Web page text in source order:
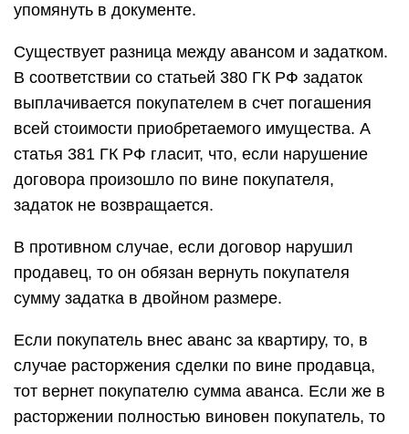
упомянуть в документе.
Существует разница между авансом и задатком.
В соответствии со статьей 380 ГК РФ задаток
выплачивается покупателем в счет погашения
всей стоимости приобретаемого имущества. А
статья 381 ГК РФ гласит, что, если нарушение
договора произошло по вине покупателя,
задаток не возвращается.
В противном случае, если договор нарушил
продавец, то он обязан вернуть покупателя
сумму задатка в двойном размере.
Если покупатель внес аванс за квартиру, то, в
случае расторжения сделки по вине продавца,
тот вернет покупателю сумма аванса. Если же в
расторжении полностью виновен покупатель, то